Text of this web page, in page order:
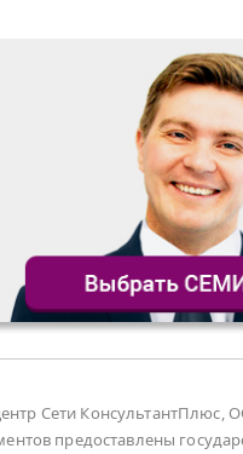
Сети КонсультантПлюс,
предоставлены